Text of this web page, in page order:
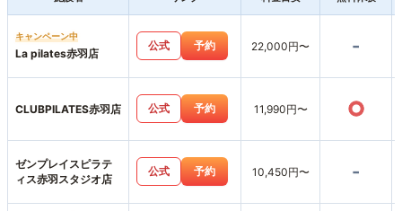
キャンペーン中
La pilates赤羽店
公式 予約 22,000円〜 -
CLUBPILATES赤羽店 公式 予約 11,990円〜 ○
ゼンプレイスピラテ
ィス赤羽スタジオ店
公式 予約 10,450円〜 -